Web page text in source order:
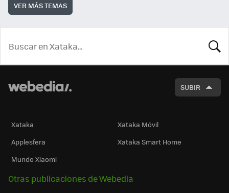
VER MÁS TEMAS
SUBIR
Xataka
Xataka Móvil
Applesfera
Xataka Smart Home
Mundo Xiaomi
Otras publicaciones de Webedia